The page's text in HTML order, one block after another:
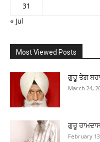
31
« Jul
Most Viewed Posts
ਗੁਰੂ ਤੇਗ
March 24,
ਗੁਰੂ
February